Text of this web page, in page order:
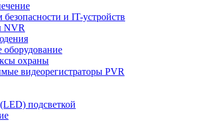
и IT-устройств
NVR
охраны
видеорегистраторы PVR
подсветкой